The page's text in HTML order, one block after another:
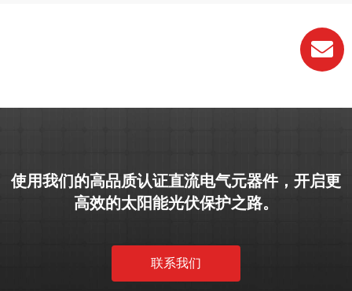
使用我们的高品质认证直流电气元器件，开启更
高效的太阳能光伏保护之路。
联系我们